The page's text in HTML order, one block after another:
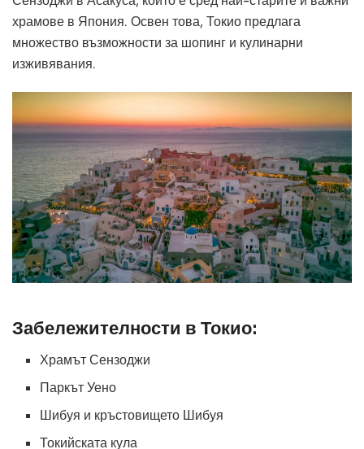
храмове в Япония. Освен това, Токио предлага
множество възможности за шопинг и кулинарни
изживявания.
Забележителности в Токио:
Храмът Сензоджи
Паркът Уено
Шибуя и кръстовището Шибуя
Токийската кула